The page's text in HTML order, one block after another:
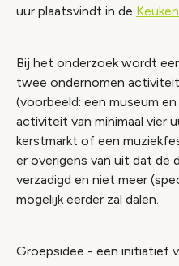
uur plaatsvindt in de
Bij het onderzoek wordt
twee ondernomen
(voorbeeld: een museum
activiteit van minimaal vier
kerstmarkt of een
er overigens van uit dat de
verzadigd en niet meer
mogelijk eerder zal dalen.
Groepsidee - een initiatief